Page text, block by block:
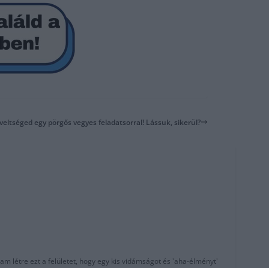
egy pörgős vegyes feladatsorral! Lássuk, sikerül?
létre ezt a felületet, hogy egy kis vidámságot és 'aha-élményt'